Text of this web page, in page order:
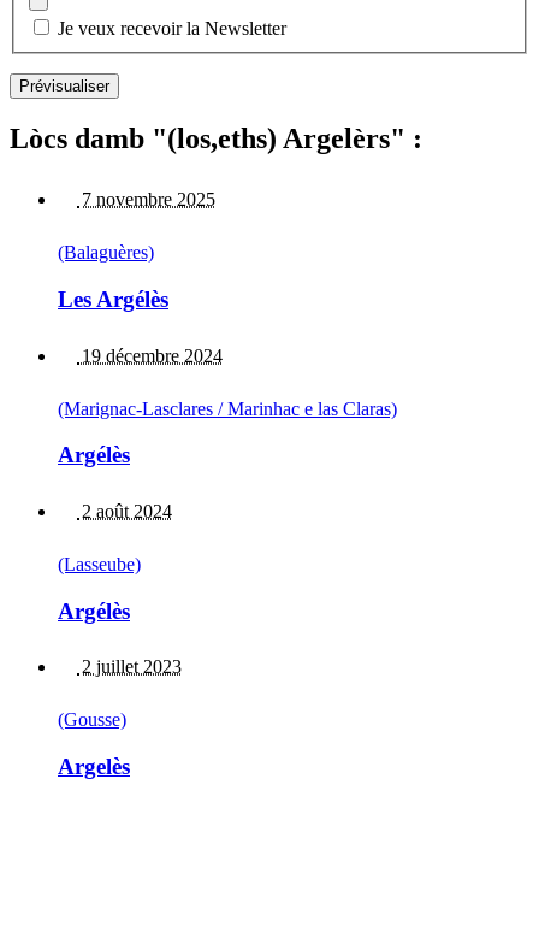
Je veux recevoir la Newsletter
Lòcs damb "(los,eths) Argelèrs" :
7 novembre 2025
(Balaguères)
Les Argélès
19 décembre 2024
(Marignac-Lasclares / Marinhac e las Claras)
Argélès
2 août 2024
(Lasseube)
Argélès
2 juillet 2023
(Gousse)
Argelès